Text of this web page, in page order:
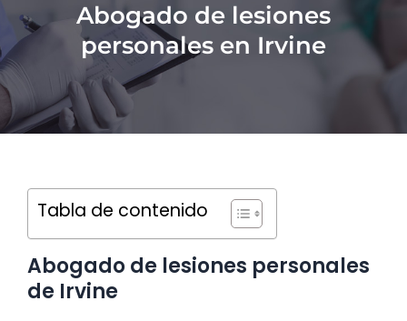
Abogado de lesiones
personales en Irvine
Tabla de contenido
Abogado de lesiones personales
de Irvine